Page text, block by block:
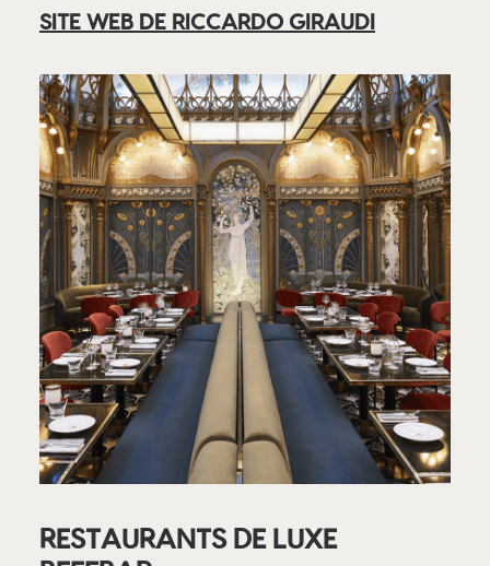
SITE WEB DE RICCARDO GIRAUDI
RESTAURANTS DE LUXE